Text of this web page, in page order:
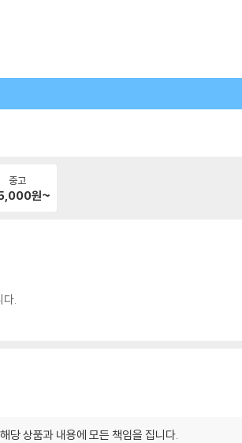
중고
원~
다.
당 상품과 내용에 모든 책임을 집니다.